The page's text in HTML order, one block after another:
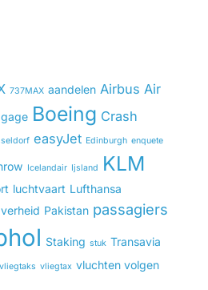
737MAX aandelen Airbus Air
Boeing Crash
easyJet Edinburgh enquete
Icelandair Ijsland KLM
luchtvaart Lufthansa
Pakistan passagiers
Staking stuk Transavia
vliegtaks vliegtax vluchten volgen